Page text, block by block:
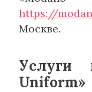
https://
Москве.
Услуги
Uniform»